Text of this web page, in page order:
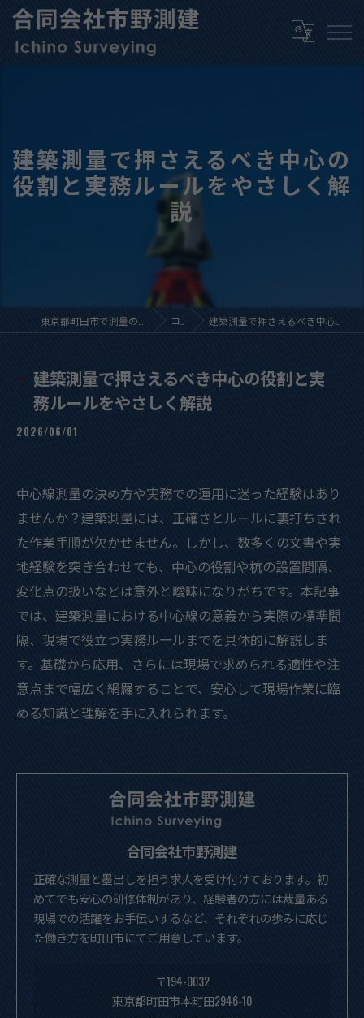
建築測量で押さえるべき中心の
役割と実務ルールをやさしく解
説
コラム 建築測量で押さえるべき中心の役割と実務ルールをやさしく解説
建築測量で押さえるべき中心の役割と実
務ルールをやさしく解説
2026/06/01
中心線測量の決め方や実務での運用に迷った経験はあり
ませんか？建築測量には、正確さとルールに裏打ちされ
た作業手順が欠かせません。しかし、数多くの文書や実
地経験を突き合わせても、中心の役割や杭の設置間隔、
変化点の扱いなどは意外と曖昧になりがちです。本記事
では、建築測量における中心線の意義から実際の標準間
隔、現場で役立つ実務ルールまでを具体的に解説しま
す。基礎から応用、さらには現場で求められる適性や注
意点まで幅広く網羅することで、安心して現場作業に臨
める知識と理解を手に入れられます。
合同会社市野測建
正確な測量と墨出しを担う求人を受け付けております。初
めてでも安心の研修体制があり、経験者の方には裁量ある
現場での活躍をお手伝いするなど、それぞれの歩みに応じ
た働き方を町田市にてご用意しています。
〒194-0032
東京都町田市本町田2946-10